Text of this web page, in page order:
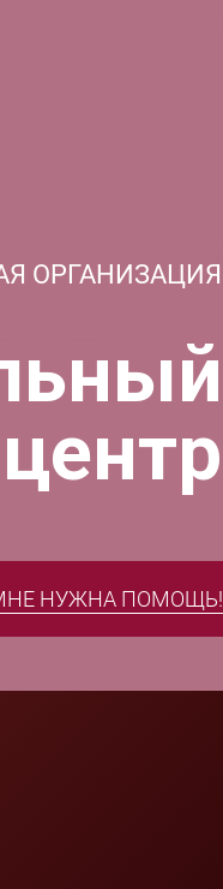
ОРГАНИЗАЦИЯ
НУЖНА ПОМОЩЬ!